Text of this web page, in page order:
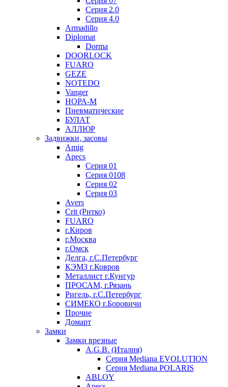
Серия 2.0
Серия 4.0
Armadillo
Diplomat
Dorma
DOORLOCK
FUARO
GEZE
NOTEDO
Vanger
НОРА-М
Пневматические
БУЛАТ
АЛЛЮР
Задвижки, засовы
Amig
Apecs
Серия 01
Серия 0108
Серия 02
Серия 03
Avers
Crit (Ритко)
FUARO
г.Киров
г.Москва
г.Омск
Делга, г.С.Петербург
КЭМЗ г.Ковров
Металлист г.Кунгур
ПРОСАМ, г.Рязань
Ригель, г.С.Петербург
СИМЕКО г.Боровичи
Прочие
Домарт
Замки
Замки врезные
A.G.B. (Италия)
Серия Mediana EVOLUTION
Серия Mediana POLARIS
ABLOY